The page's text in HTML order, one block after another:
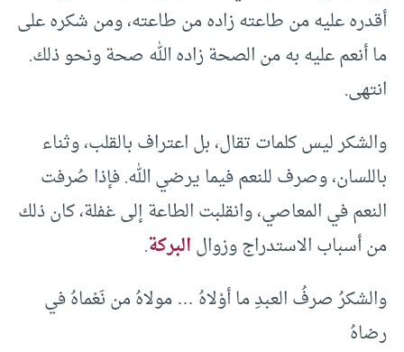
أقدره عليه من طاعته زاده من طاعته، ومن شكره على
ما أنعم عليه به من الصحة زاده الله صحة ونحو ذلك.
انتهى.
والشكر ليس كلمات تقال، بل اعتراف بالقلب، وثناء
باللسان، وصرف للنعم فيما يرضي الله. فإذا صُرفت
النعم في المعاصي، وانقلبت الطاعة إلى غفلة، كان ذلك
من أسباب الاستدراج وزوالالبركة.
والشكرُ صرفُ العبدِ ما أوْلاهُ … مولاهُ من نَعْماهُ في
رضاهُ